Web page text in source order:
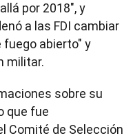
por 2018", y
a las FDI cambiar
fuego abierto" y
militar.
sobre su
que fue
Comité de Selección